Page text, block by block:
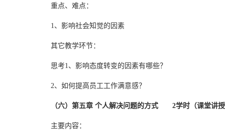
重点、难点：
1、影响社会知觉的因素
其它教学环节：
思考1、影响态度转变的因素有哪些？
2、如何提高员工工作满意感？
（六）第五章 个人解决问题的方式 2学时（课堂讲
主要内容：